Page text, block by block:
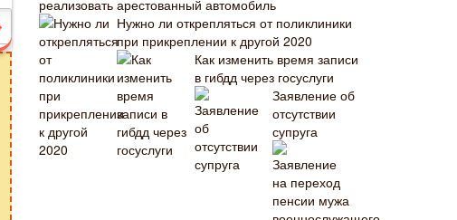
реализовать арестованный автомобиль
Нужно ли открепляться от поликлиники
при прикреплении к другой 2020
Как изменить время записи
в гибдд через госуслуги
Заявление об
отсутствии
супруга